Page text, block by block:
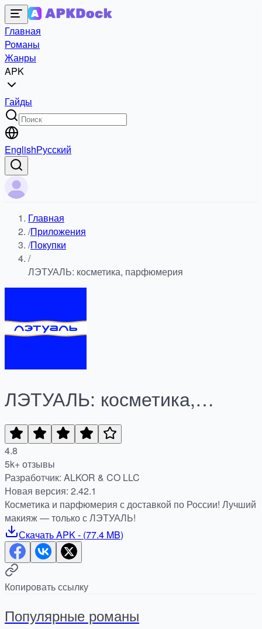
Главная
Романы
Жанры
APK
Гайды
EnglishРусский
Главная
/Приложения
/Покупки
/
ЛЭТУАЛЬ: косметика, парфюмерия
ЛЭТУАЛЬ: косметика,
парфюмерия
4.8
5k+ отзывы
Разработчик: ALKOR & CO LLC
Новая версия: 2.42.1
Косметика и парфюмерия с доставкой по России! Лучший
макияж — только с ЛЭТУАЛЬ!
СкачатьAPK- (77.4 MB)
Копировать ссылку
Популярные романы